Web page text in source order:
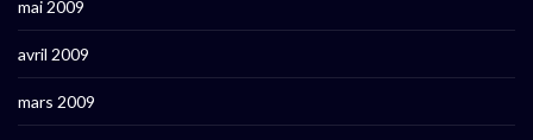
mai 2009
avril 2009
mars 2009